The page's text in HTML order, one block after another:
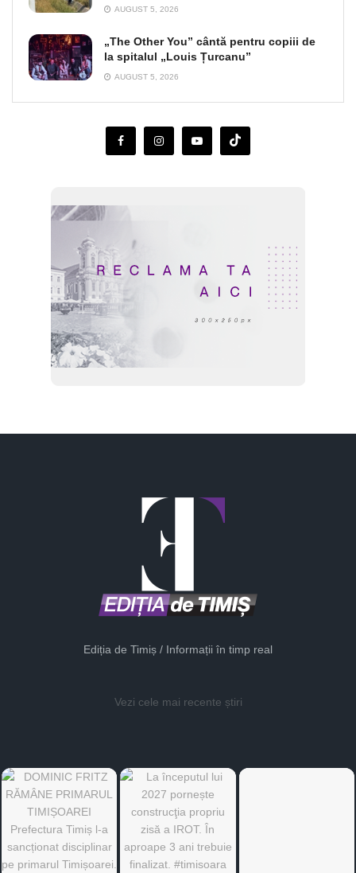
AUGUST 5, 2026
„The Other You” cântă pentru copiii de
la spitalul „Louis Țurcanu”
AUGUST 5, 2026
Ediția de Timiș / Informații în timp real
Vezi cele mai recente știri